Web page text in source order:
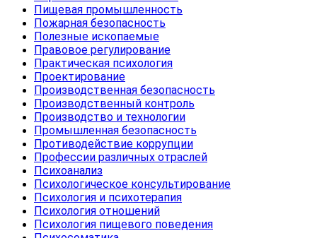
Пищевая промышленность
Пожарная безопасность
Полезные ископаемые
Правовое регулирование
Практическая психология
Проектирование
Производственная безопасность
Производственный контроль
Производство и технологии
Промышленная безопасность
Противодействие коррупции
Профессии различных отраслей
Психоанализ
Психологическое консультирование
Психология и психотерапия
Психология отношений
Психология пищевого поведения